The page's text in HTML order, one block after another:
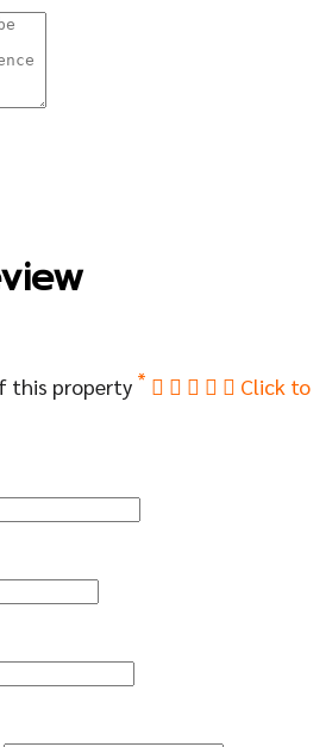
this property *
Click to